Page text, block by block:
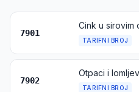
7901
Cink u sirovim
TARIFNI BROJ
7902
Otpaci i
TARIFNI BROJ